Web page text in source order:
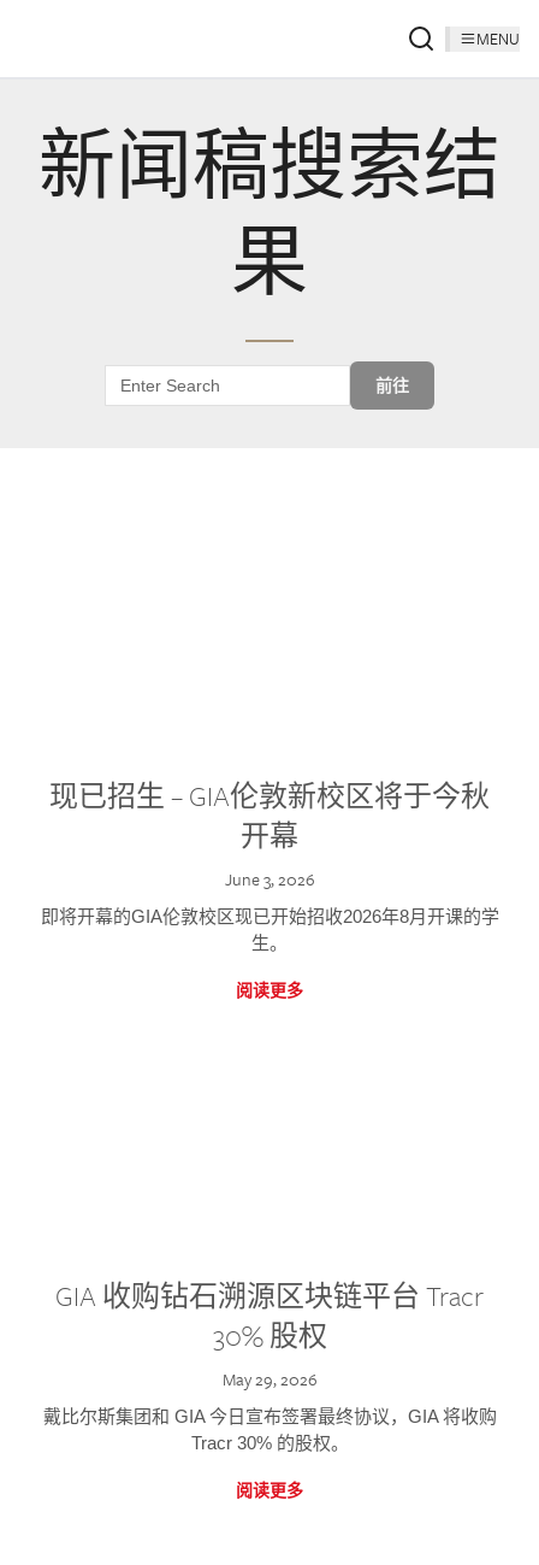
MENU
新闻稿搜索结
果
前往
现已招生 – GIA伦敦新校区将于今秋
开幕
June 3, 2026
即将开幕的GIA伦敦校区现已开始招收2026年8月开课的学
生。
阅读更多
GIA 收购钻石溯源区块链平台 Tracr
30% 股权
May 29, 2026
戴比尔斯集团和 GIA 今日宣布签署最终协议，GIA 将收购
Tracr 30% 的股权。
阅读更多